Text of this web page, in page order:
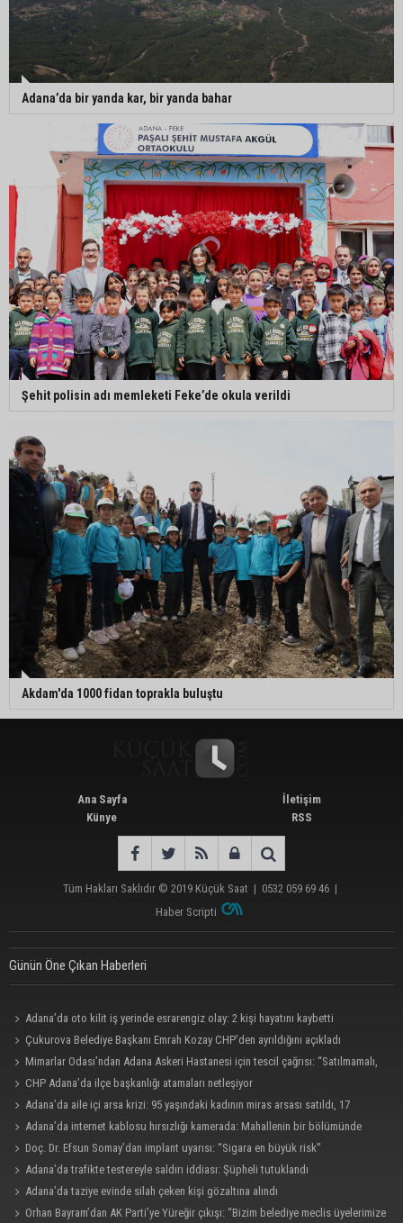
Adana’da bir yanda kar, bir yanda bahar
Şehit polisin adı memleketi Feke’de okula verildi
Akdam'da 1000 fidan toprakla buluştu
Ana Sayfa
Künye
İletişim
RSS
Tüm Hakları Saklıdır © 2019 Küçük Saat | 0532 059 69 46 |
Haber Scripti
Günün Öne Çıkan Haberleri
Adana’da oto kilit iş yerinde esrarengiz olay: 2 kişi hayatını kaybetti
Çukurova Belediye Başkanı Emrah Kozay CHP’den ayrıldığını açıkladı
Mimarlar Odası’ndan Adana Askeri Hastanesi için tescil çağrısı: “Satılmamalı,
amaç dışı kullanılmamalı”
CHP Adana’da ilçe başkanlığı atamaları netleşiyor
Adana’da aile içi arsa krizi: 95 yaşındaki kadının miras arsası satıldı, 17
milyonun 13 milyonu harcandı
Adana’da internet kablosu hırsızlığı kamerada: Mahallenin bir bölümünde
internet erişimi kesildi
Doç. Dr. Efsun Somay’dan implant uyarısı: “Sigara en büyük risk”
Adana’da trafikte testereyle saldırı iddiası: Şüpheli tutuklandı
Adana’da taziye evinde silah çeken kişi gözaltına alındı
Orhan Bayram’dan AK Parti’ye Yüreğir çıkışı: “Bizim belediye meclis üyelerimize